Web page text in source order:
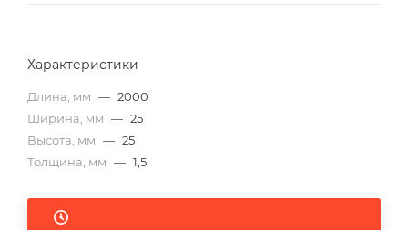
Характеристики
Длина, мм — 2000
Ширина, мм — 25
Высота, мм — 25
Толщина, мм — 1,5